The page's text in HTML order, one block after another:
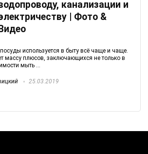
канализации и
| Фото &
Видео
используется в быту всё чаще и чаще.
массу плюсов, заключающихся не только в
мыть ...
25.03.2019